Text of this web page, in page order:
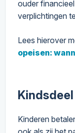
ouder
verplichtingen
Lees hierover
opeisen:
Kinderen